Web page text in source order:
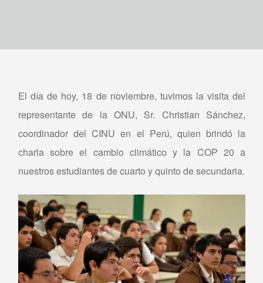
El día de hoy, 18 de noviembre, tuvimos la visita del
representante de la ONU, Sr. Christian Sánchez,
coordinador del CINU en el Perú, quien brindó la
charla sobre el cambio climático y la COP 20 a
nuestros estudiantes de cuarto y quinto de secundaria.